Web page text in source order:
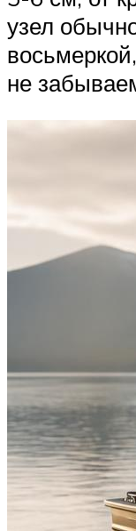
узел
не